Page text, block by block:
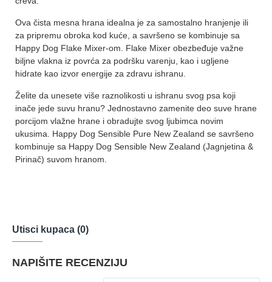
Ova čista mesna hrana idealna je za samostalno hranjenje ili
za pripremu obroka kod kuće, a savršeno se kombinuje sa
Happy Dog Flake Mixer-om. Flake Mixer obezbeđuje važne
biljne vlakna iz povrća za podršku varenju, kao i ugljene
hidrate kao izvor energije za zdravu ishranu.
Želite da unesete više raznolikosti u ishranu svog psa koji
inače jede suvu hranu? Jednostavno zamenite deo suve hrane
porcijom vlažne hrane i obradujte svog ljubimca novim
ukusima. Happy Dog Sensible Pure New Zealand se savršeno
kombinuje sa Happy Dog Sensible New Zealand (Jagnjetina &
Pirinač) suvom hranom.
Utisci kupaca (0)
NAPIŠITE RECENZIJU